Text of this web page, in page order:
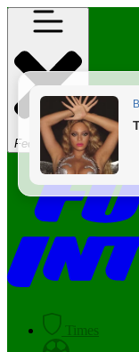
Fechar Menu
Times